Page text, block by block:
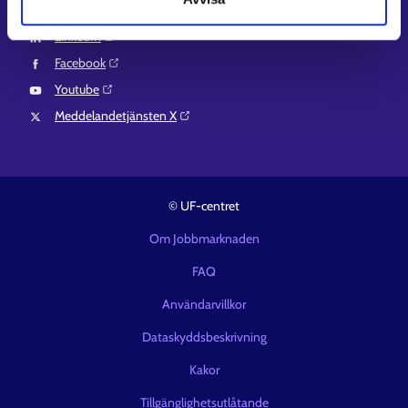
LinkedIn⁠
Facebook⁠
Youtube⁠
Meddelandetjänsten X⁠
© UF-centret
Om Jobbmarknaden
FAQ
Användarvillkor
Dataskyddsbeskrivning
Kakor
Tillgänglighetsutlåtande